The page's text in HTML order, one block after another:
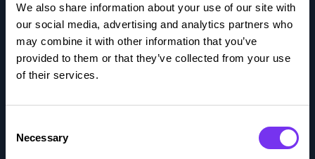
We also share information about your use of our site with
our social media, advertising and analytics partners who
may combine it with other information that you’ve
provided to them or that they’ve collected from your use
of their services.
Selection
Necessary
Integraatioportaali
Kokemuksia
Medialle